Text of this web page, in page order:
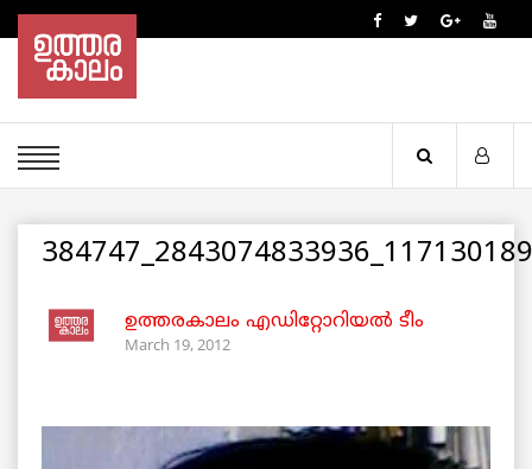
ഉത്തരകാലം എഡിറ്റോറിയല്‍ ടീം
March 19, 2012